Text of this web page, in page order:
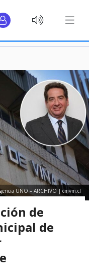
UNO – ARCHIVO | cmvm.cl
de
de